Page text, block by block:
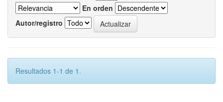
En orden
Autor/registro
Resultados 1-1 de 1.